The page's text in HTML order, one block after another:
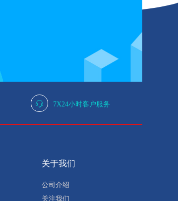
7X24小时客户服务
关于我们
公司介绍
关注我们